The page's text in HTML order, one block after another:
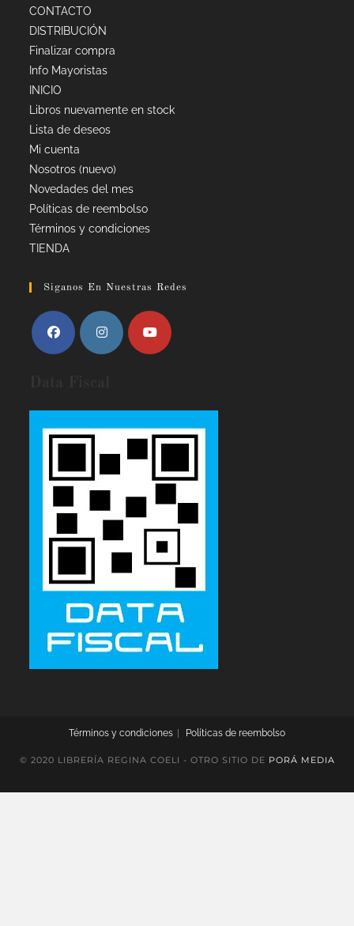
CONTACTO
DISTRIBUCIÓN
Finalizar compra
Info Mayoristas
INICIO
Libros nuevamente en stock
Lista de deseos
Mi cuenta
Nosotros (nuevo)
Novedades del mes
Políticas de reembolso
Términos y condiciones
TIENDA
Siganos En Nuestras Redes
Términos y condiciones Políticas de reembolso
© 2020 LIBRERÍA REGINA COELI - OTRO SITIO DE PORÁ MEDIA